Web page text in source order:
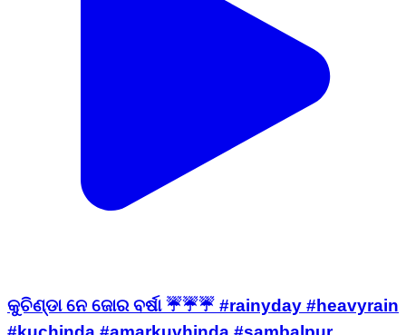
କୁଚିଣ୍ଡା ନେ ଜୋର ବର୍ଷା ☔☔☔ #rainyday #heavyrain